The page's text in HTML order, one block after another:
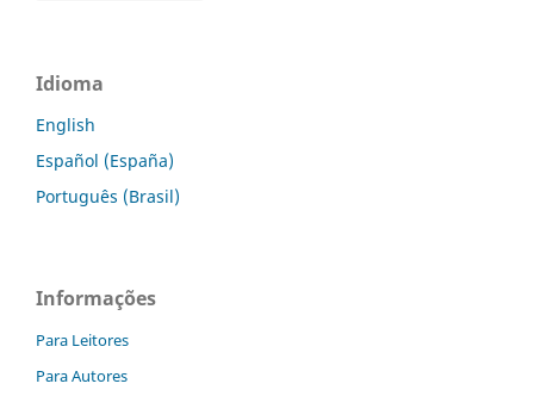
Idioma
English
Español (España)
Português (Brasil)
Informações
Para Leitores
Para Autores